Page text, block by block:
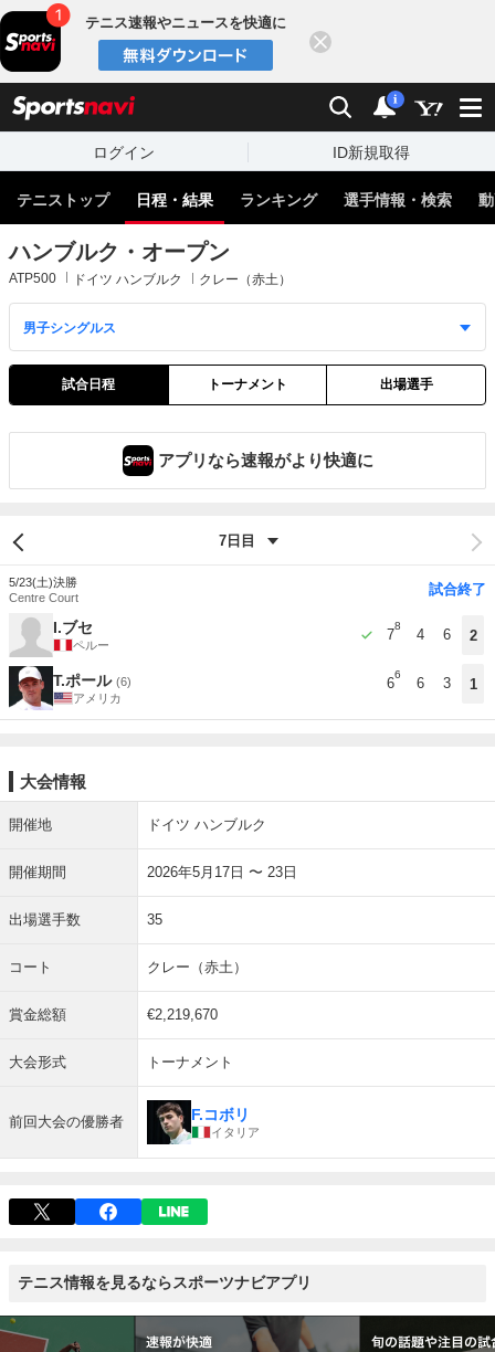
テニス速報やニュースを快適に
検索 通知
i
ログイン ID新規取得
テニストップ 日程・結果 ランキング 選手情報・検索
ハンブルク・オープン
ATP500 ドイツ ハンブルク クレー（赤土）
試合日程 トーナメント 出場選手
アプリなら速報がより快適に
5/23(土)決勝
Centre Court
試合終了
I.ブセ
ペルー
7
8
4 6 2
T.ポール (6)
アメリカ
6
6
6 3 1
大会情報
開催地 ドイツ ハンブルク
開催期間 2026年5月17日 〜 23日
出場選手数 35
コート クレー（赤土）
賞金総額 €2,219,670
大会形式 トーナメント
前回大会の優勝者 F.コボリ
イタリア
テニス情報を見るならスポーツナビアプリ